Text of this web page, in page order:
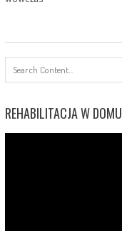
REHABILITACJA W DOMU